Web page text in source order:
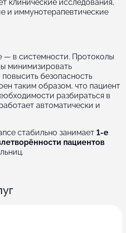
клинические исследования,
и иммунотерапевтические
— в системности. Протоколы
минимизировать
безопасность
таким образом, что пациент
разбираться в
автоматически и
стабильно занимает 1-е
пациентов